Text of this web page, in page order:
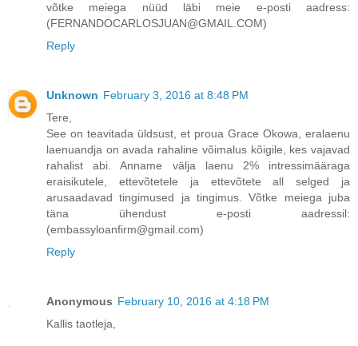
võtke meiega nüüd läbi meie e-posti aadress:
(FERNANDOCARLOSJUAN@GMAIL.COM)
Reply
Unknown February 3, 2016 at 8:48 PM
Tere,
See on teavitada üldsust, et proua Grace Okowa, eralaenu
laenuandja on avada rahaline võimalus kõigile, kes vajavad
rahalist abi. Anname välja laenu 2% intressimääraga
eraisikutele, ettevõtetele ja ettevõtete all selged ja
arusaadavad tingimused ja tingimus. Võtke meiega juba
täna ühendust e-posti aadressil:
(embassyloanfirm@gmail.com)
Reply
Anonymous February 10, 2016 at 4:18 PM
Kallis taotleja,